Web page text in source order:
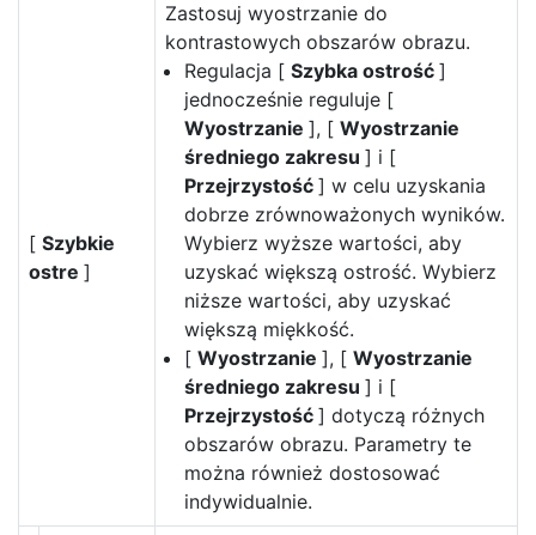
[ Szybkie
ostre ]
Zastosuj wyostrzanie do
kontrastowych obszarów obrazu.
Regulacja [ Szybka ostrość ]
jednocześnie reguluje [
Wyostrzanie ], [ Wyostrzanie
średniego zakresu ] i [
Przejrzystość ] w celu uzyskania
dobrze zrównoważonych wyników.
Wybierz wyższe wartości, aby
uzyskać większą ostrość. Wybierz
niższe wartości, aby uzyskać
większą miękkość.
[ Wyostrzanie ], [ Wyostrzanie
średniego zakresu ] i [
Przejrzystość ] dotyczą różnych
obszarów obrazu. Parametry te
można również dostosować
indywidualnie.